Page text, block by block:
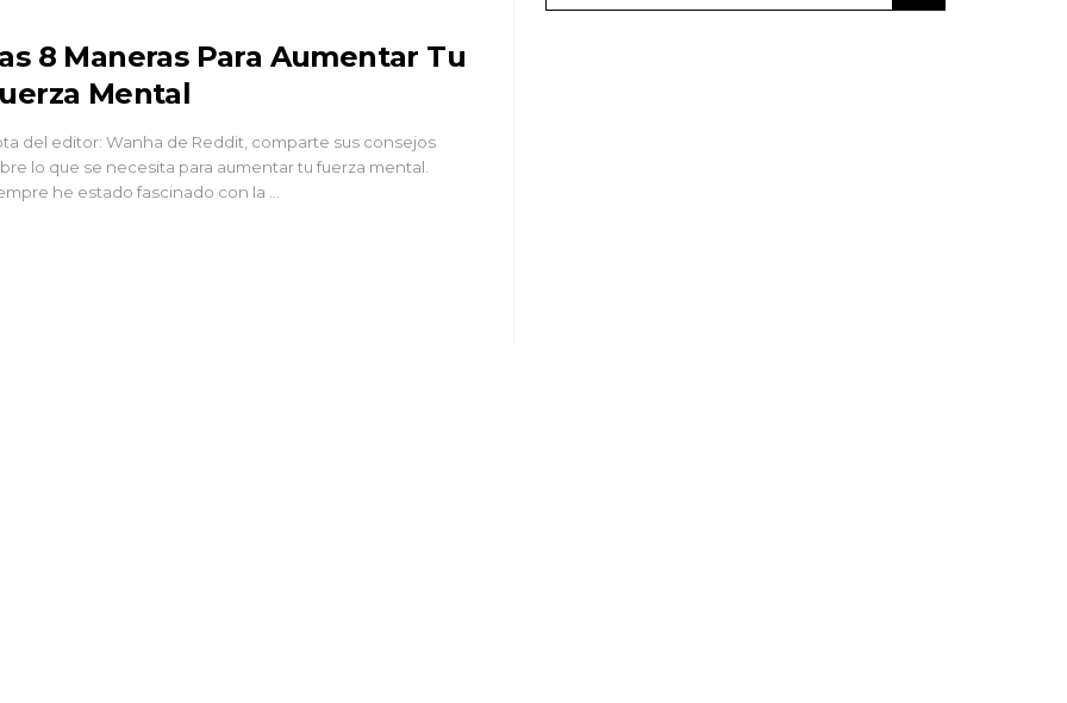
8 Maneras Para Aumentar Tu
Mental
del editor: Wanha de Reddit, comparte sus consejos
lo que se necesita para aumentar tu fuerza mental.
he estado fascinado con la …